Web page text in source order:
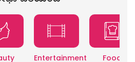
Entertainment Food